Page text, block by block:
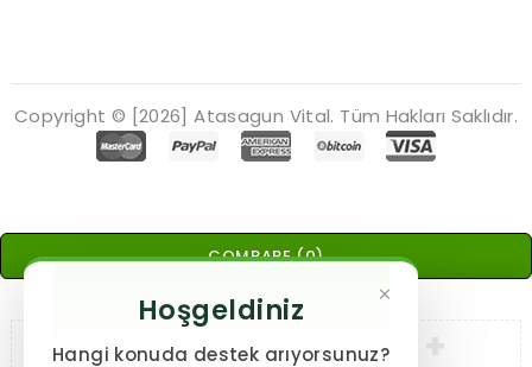
Copyright © [2026] Atasagun Vital. Tüm Hakları Saklıdır.
×
Hoşgeldiniz
Hangi konuda destek arıyorsunuz?
COMPARE(0)